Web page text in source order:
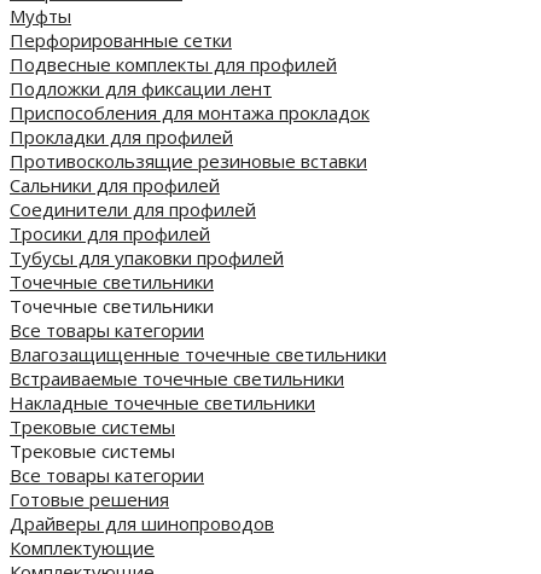
Муфты
Перфорированные сетки
Подвесные комплекты для профилей
Подложки для фиксации лент
Приспособления для монтажа прокладок
Прокладки для профилей
Противоскользящие резиновые вставки
Сальники для профилей
Соединители для профилей
Тросики для профилей
Тубусы для упаковки профилей
Точечные светильники
Точечные светильники
Все товары категории
Влагозащищенные точечные светильники
Встраиваемые точечные светильники
Накладные точечные светильники
Трековые системы
Трековые системы
Все товары категории
Готовые решения
Драйверы для шинопроводов
Комплектующие